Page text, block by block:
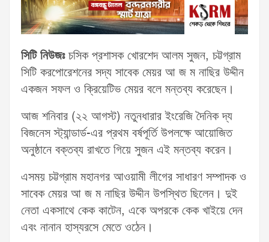
সিটি নিউজঃচসিক প্রশাসক খোরশেদ আলম সুজন, চট্টগ্রাম
সিটি করপোরেশনের সদ্য সাবেক মেয়র আ জ ম নাছির উদ্দীন
একজন সফল ও ক্রিয়েটিভ মেয়র বলে মন্তব্য করেছেন।
আজ শনিবার (২২ আগস্ট) নতুনধারার ইংরেজি দৈনিক দ্য
বিজনেস স্ট্যান্ডার্ড-এর প্রথম বর্ষপূর্তি উপলক্ষে আয়োজিত
অনুষ্ঠানে বক্তব্য রাখতে গিয়ে সুজন এই মন্তব্য করেন।
এসময় চট্টগ্রাম মহানগর আওয়ামী লীগের সাধারণ সম্পাদক ও
সাবেক মেয়র আ জ ম নাছির উদ্দীন উপস্থিত ছিলেন। দুই
নেতা একসাথে কেক কাটেন, একে অপরকে কেক খাইয়ে দেন
এবং নানান হাস্যরসে মেতে ওঠেন।